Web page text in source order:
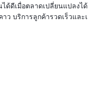
ได้ดีเมื่อตลาดเปลี่ยนแปลงได้
บริการลูกค้ารวดเร็วและเ